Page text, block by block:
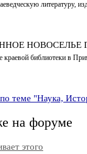
литературу,
НОВОСЕЛЬЕ
краевой библиотеки в
теме "Наука,
на форуме
этого